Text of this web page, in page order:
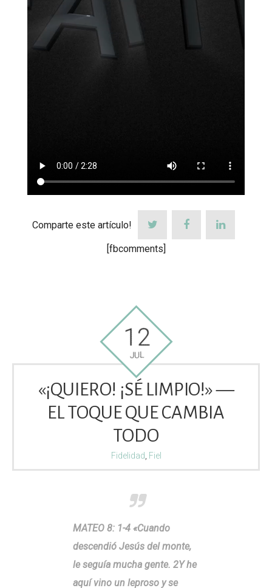
Comparte este artículo!
[fbcomments]
12
JUL
«¡QUIERO! ¡SÉ LIMPIO!» —
EL TOQUE QUE CAMBIA
TODO
Fidelidad, Fiel
MATEO 8: 1-4 «Cuando
descendió Jesús del monte,
le seguía mucha gente. 2Y he
aquí vino un leproso y se